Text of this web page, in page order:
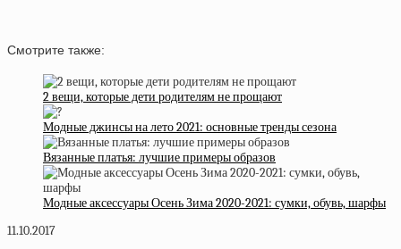
Смотрите также:
2 вещи, которые дети родителям не прощают
Модные джинсы на лето 2021: основные тренды сезона
Вязанные платья: лучшие примеры образов
Модные аксессуары Осень Зима 2020-2021: сумки, обувь, шарфы
11.10.2017